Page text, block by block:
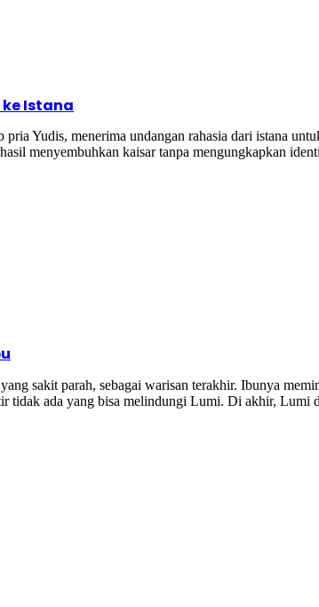
Istana
pria Yudis, menerima undangan rahasia dari istana
menyembuhkan kaisar tanpa mengungkapkan
sakit parah, sebagai warisan terakhir. Ibunya
tidak ada yang bisa melindungi Lumi. Di akhir,